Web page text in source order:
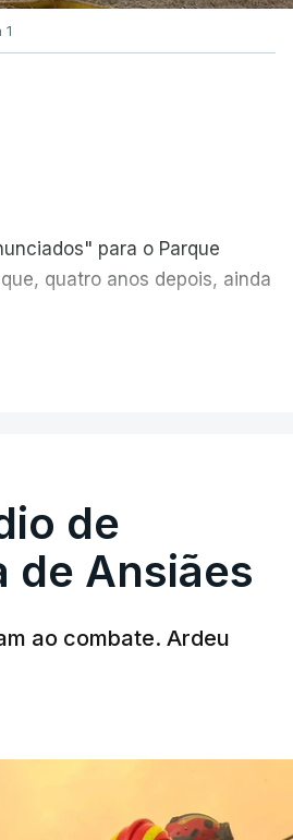
1
para o Parque
quatro anos depois, ainda
de
de Ansiães
ao combate. Ardeu